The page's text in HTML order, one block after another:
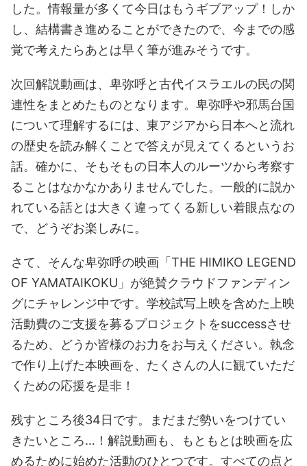
した。情報量が多くて今日はもうギブアップ！しか
し、結構書き進めることができたので、今までの感
覚で考えたらあとは早く筆が進みそうです。
次回解説動画は、卑弥呼と古代イスラエルの民の関
連性をまとめたものとなります。卑弥呼や邪馬台国
について理解するには、東アジアから日本へと流れ
の歴史を読み解くことで答えが見えてくるというお
話。確かに、そもそもの日本人のルーツから考察す
ることはなかなかありませんでした。一般的に説か
れている話とは大きく違ってくる新しい着眼点なの
で、どうぞお楽しみに。
さて、そんな卑弥呼の映画「THE HIMIKO LEGEND
OF YAMATAIKOKU」が絶賛クラウドファンディン
グにチャレンジ中です。学校試写上映を含めた上映
活動費のご支援を募るプロジェクトをsuccessさせ
るため、どうか皆様のお力をお与えください。執念
で作り上げた本映画を、たくさんの人に観ていただ
くための応援を是非！
残すところ後34日です。まだまだ勢いをつけてい
きたいところ…！解説動画も、もともとは映画を広
めるために始めた活動のひとつです。すべての点と